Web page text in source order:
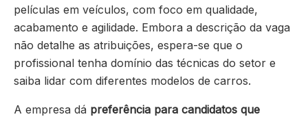
películas em veículos, com foco em qualidade,
acabamento e agilidade. Embora a descrição da vaga
não detalhe as atribuições, espera-se que o
profissional tenha domínio das técnicas do setor e
saiba lidar com diferentes modelos de carros.
A empresa dá preferência para candidatos que